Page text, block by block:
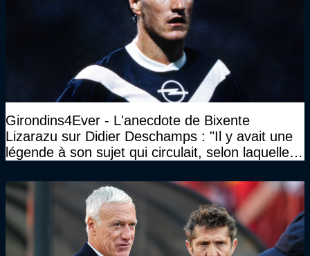
Girondins4Ever - L'anecdote de Bixente
Lizarazu sur Didier Deschamps : "Il y avait une
légende à son sujet qui circulait, selon laquelle il